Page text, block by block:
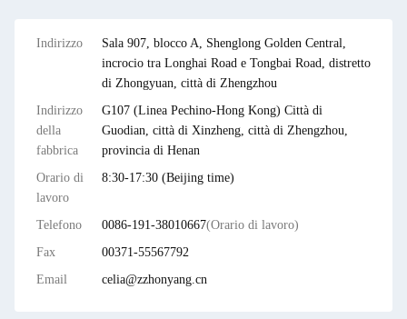
Indirizzo
Sala 907, blocco A, Shenglong Golden Central,
incrocio tra Longhai Road e Tongbai Road, distretto
di Zhongyuan, città di Zhengzhou
Indirizzo
della
fabbrica
G107 (Linea Pechino-Hong Kong) Città di
Guodian, città di Xinzheng, città di Zhengzhou,
provincia di Henan
Orario di
lavoro
8:30-17:30 (Beijing time)
Telefono 0086-191-38010667(Orario di lavoro)
Fax
00371-55567792
Email
celia@zzhonyang.cn